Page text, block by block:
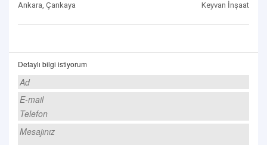
Ankara, Çankaya Keyvan İnşaat
Detaylı bilgi istiyorum